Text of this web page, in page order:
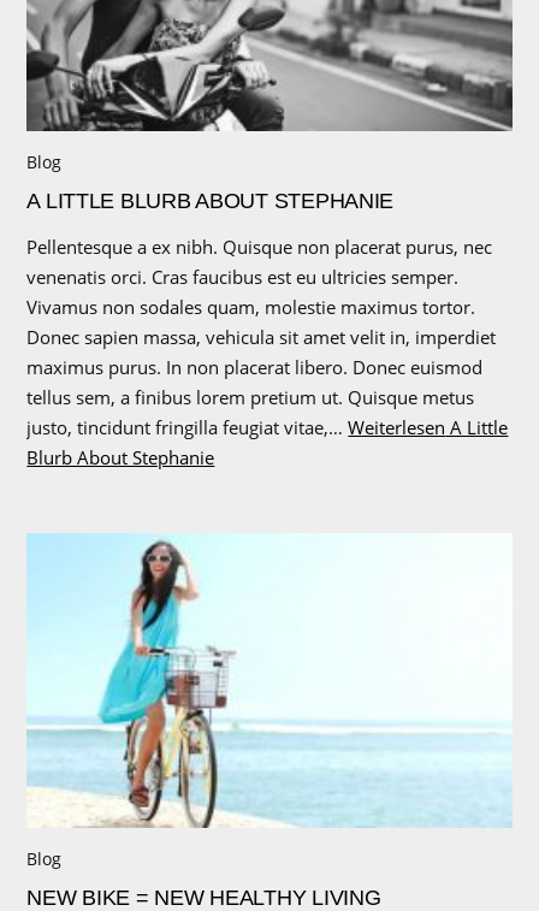
Blog
A LITTLE BLURB ABOUT STEPHANIE
Pellentesque a ex nibh. Quisque non placerat purus, nec
venenatis orci. Cras faucibus est eu ultricies semper.
Vivamus non sodales quam, molestie maximus tortor.
Donec sapien massa, vehicula sit amet velit in, imperdiet
maximus purus. In non placerat libero. Donec euismod
tellus sem, a finibus lorem pretium ut. Quisque metus
justo, tincidunt fringilla feugiat vitae,…Weiterlesen A Little
Blurb About Stephanie
Blog
NEW BIKE = NEW HEALTHY LIVING